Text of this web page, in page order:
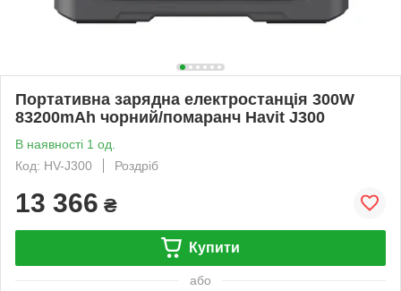
Портативна зарядна електростанція 300W
83200mAh чорний/помаранч Havit J300
В наявності 1 од.
Код: HV-J300
Роздріб
13 366 ₴
Купити
або